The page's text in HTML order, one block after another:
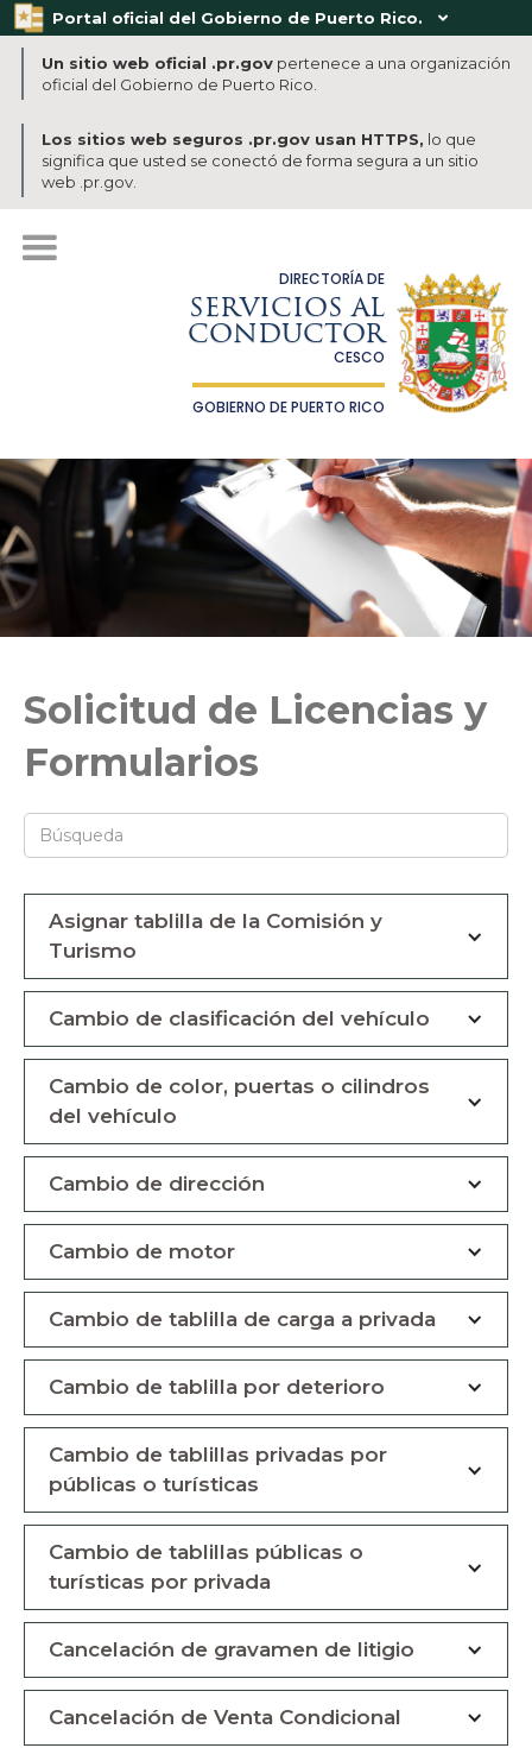
Portal oficial del Gobierno de Puerto Rico. 
Un sitio web oficial .pr.govpertenece a una organización
oficial del Gobierno de Puerto Rico.
Los sitios web seguros .pr.gov usan HTTPS, lo que
significa que usted se conectó de forma segura a un sitio
web .pr.gov.
DIRECTORÍA DE
SERVICIOS AL
CONDUCTOR
CESCO
GOBIERNO DE PUERTO RICO
Solicitud de Licencias y
Formularios
Asignar tablilla de la Comisión y
Turismo
Cambio de clasificación del vehículo
Cambio de color, puertas o cilindros
del vehículo
Cambio de dirección
Cambio de motor
Cambio de tablilla de carga a privada
Cambio de tablilla por deterioro
Cambio de tablillas privadas por
públicas o turísticas
Cambio de tablillas públicas o
turísticas por privada
Cancelación de gravamen de litigio
Cancelación de Venta Condicional